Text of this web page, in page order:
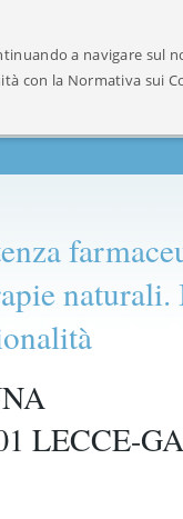
LECCE-
a navigare sul
con la Normativa sui